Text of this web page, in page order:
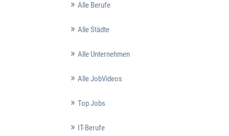
Alle Berufe
Alle Städte
Alle Unternehmen
Alle JobVideos
Top Jobs
IT-Berufe